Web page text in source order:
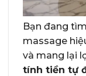
Bạn đang
massage
và mang lại
tính tiền tự